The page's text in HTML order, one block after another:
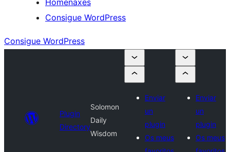
Homenaxes
Consigue WordPress
Consigue WordPress
Plugin
Directory
Solomon
Daily
Wisdom
Enviar
un
plugin
Os meus
Enviar
un
plugin
Os meus